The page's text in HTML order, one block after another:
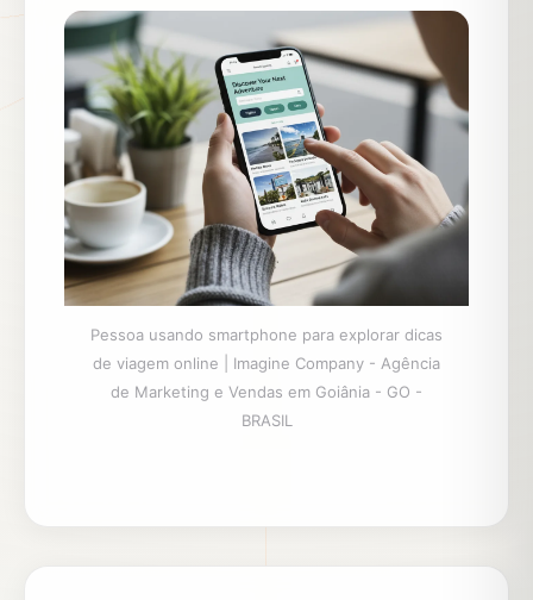
Pessoa usando smartphone para explorar dicas
de viagem online | Imagine Company - Agência
de Marketing e Vendas em Goiânia - GO -
BRASIL